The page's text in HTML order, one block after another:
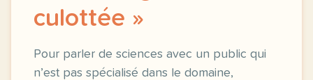
culottée »
Pour parler de sciences avec un public qui
n’est pas spécialisé dans le domaine,